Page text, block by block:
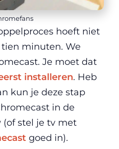
hoeft niet
minuten. We
Je moet dat
installeren. Heb
kun je deze stap
in de
stel je tv met
goed in).